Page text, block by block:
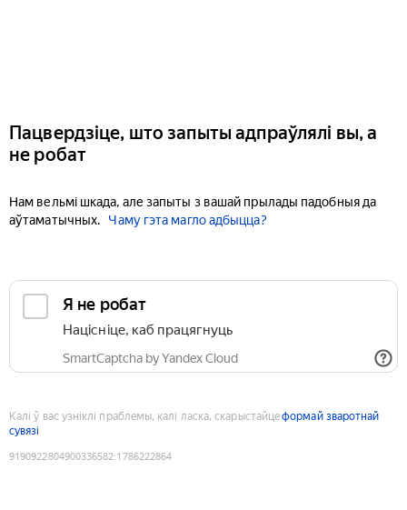
Пацвердзіце, што запыты адпраўлялі вы, а
не робат
Нам вельмі шкада, але запыты з вашай прылады падобныя да
аўтаматычных.
Чаму гэта магло адбыцца?
Я не робат
Націсніце, каб працягнуць
SmartCaptcha by Yandex Cloud
Калі ў вас узніклі праблемы, калі ласка, скарыстайцеформай зваротнай
сувязі
9190922804900336582:1786222864